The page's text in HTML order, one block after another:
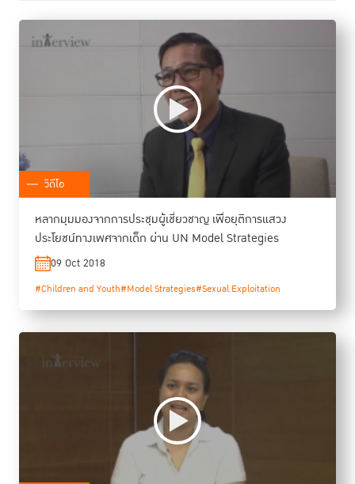
วิดีโอ
หลากมุมมองจากการประชุมผู้เชี่ยวชาญ เพื่อยุติการแสวง
ประโยชน์ทางเพศจากเด็ก ผ่าน UN Model Strategies
09 Oct 2018
#Children and Youth#Model Strategies#Sexual Exploitation